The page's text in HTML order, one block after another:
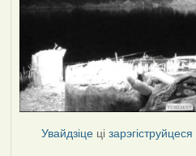
Увайдзіце цізарэгіструйцеся